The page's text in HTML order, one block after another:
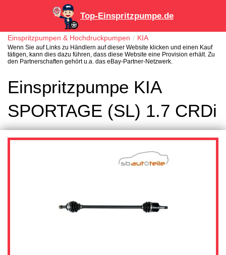
Top-Einspritzpumpe.de
Einspritzpumpen & Hochdruckpumpen KIA
Wenn Sie auf Links zu Händlern auf dieser Website klicken und einen Kauf
tätigen, kann dies dazu führen, dass diese Website eine Provision erhält. Zu
den Partnerschaften gehört u.a. das eBay-Partner-Netzwerk.
Einspritzpumpe KIA
SPORTAGE (SL) 1.7 CRDi